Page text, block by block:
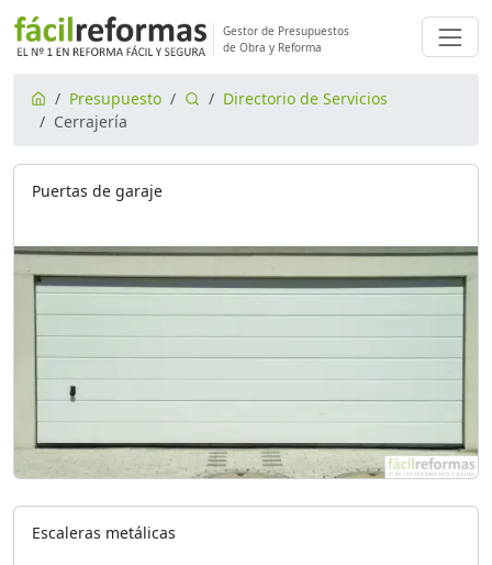
Gestor de Presupuestos
de Obra y Reforma
Presupuesto
Directorio de Servicios
Cerrajería
Puertas de garaje
Escaleras metálicas